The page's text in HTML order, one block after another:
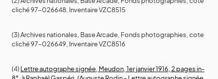
cliché 97-026648, Inventaire VZC8515
(3) Archives nationales, Base Arcade, Fonds photographies, cote
cliché 97-026649, Inventaire VZC8516
(4)Lettre autographe signée, Meudon, 1er janvier 1916, 2 pages in-